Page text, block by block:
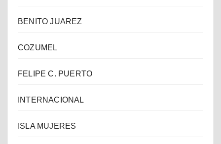
BENITO JUAREZ
COZUMEL
FELIPE C. PUERTO
INTERNACIONAL
ISLA MUJERES